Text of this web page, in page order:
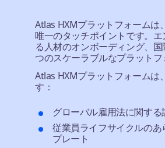
Atlas HXMプラットフォームは
唯一のタッチポイントです。
る人材のオンボーディング、
つのスケーラブルなプラットフ
Atlas HXMプラットフォームは
す：
グローバル雇用法に関す
従業員ライフサイクルの
プレート